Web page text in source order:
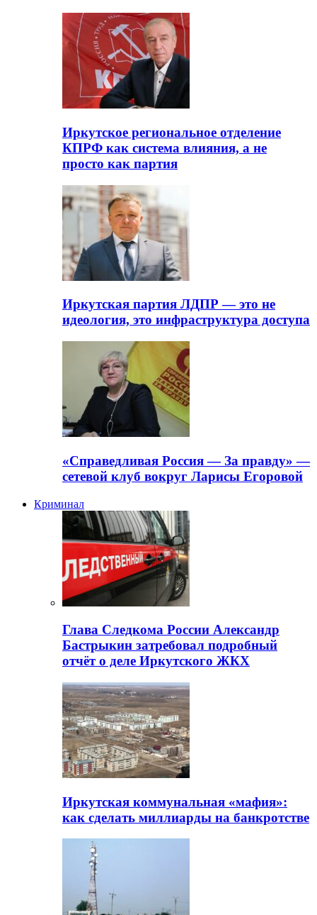
Иркутское региональное отделение
КПРФ как система влияния, а не
просто как партия
Иркутская партия ЛДПР — это не
идеология, это инфраструктура доступа
«Справедливая Россия — За правду» —
сетевой клуб вокруг Ларисы Егоровой
Криминал
Глава Следкома России Александр
Бастрыкин затребовал подробный
отчёт о деле Иркутского ЖКХ
Иркутская коммунальная «мафия»:
как сделать миллиарды на банкротстве